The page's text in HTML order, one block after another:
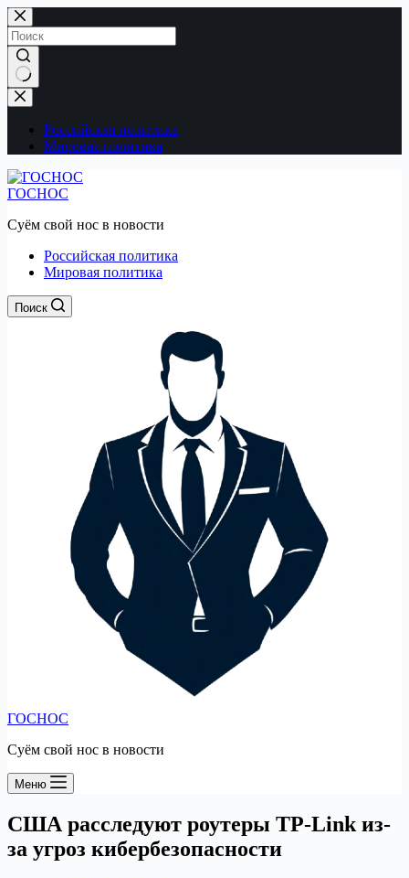
Перейти
к
сути
Ничего
не
найденоРоссийская политика
Мировая политика
ГОСНОС
Суём свой нос в новости
Российская политика
Мировая политика
Поиск
ГОСНОС
Суём свой нос в новости
Меню
США расследуют роутеры TP-Link из-
за угроз кибербезопасности